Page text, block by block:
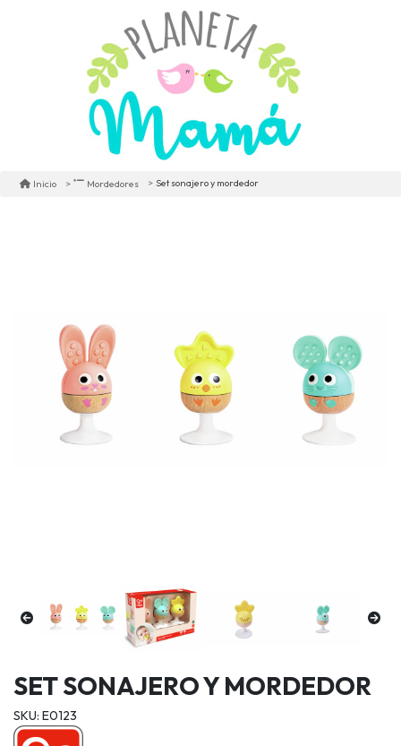
Inicio Mordedores Set sonajero y mordedor
SET SONAJERO Y MORDEDOR
SKU: E0123